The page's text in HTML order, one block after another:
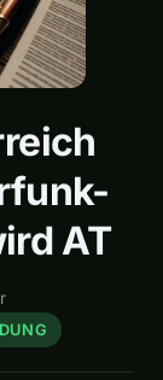
AT